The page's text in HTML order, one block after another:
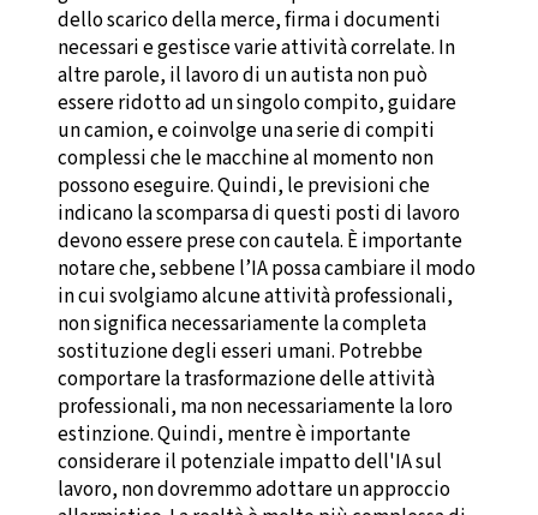
dello scarico della merce, firma i documenti
necessari e gestisce varie attività correlate. In
altre parole, il lavoro di un autista non può
essere ridotto ad un singolo compito, guidare
un camion, e coinvolge una serie di compiti
complessi che le macchine al momento non
possono eseguire. Quindi, le previsioni che
indicano la scomparsa di questi posti di lavoro
devono essere prese con cautela. È importante
notare che, sebbene l’IA possa cambiare il modo
in cui svolgiamo alcune attività professionali,
non significa necessariamente la completa
sostituzione degli esseri umani. Potrebbe
comportare la trasformazione delle attività
professionali, ma non necessariamente la loro
estinzione. Quindi, mentre è importante
considerare il potenziale impatto dell'IA sul
lavoro, non dovremmo adottare un approccio